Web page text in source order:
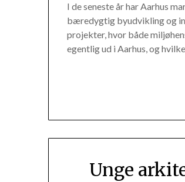
I de seneste år har Aarhus
bæredygtig byudvikling og
projekter, hvor både
egentlig ud i Aarhus, og
Unge